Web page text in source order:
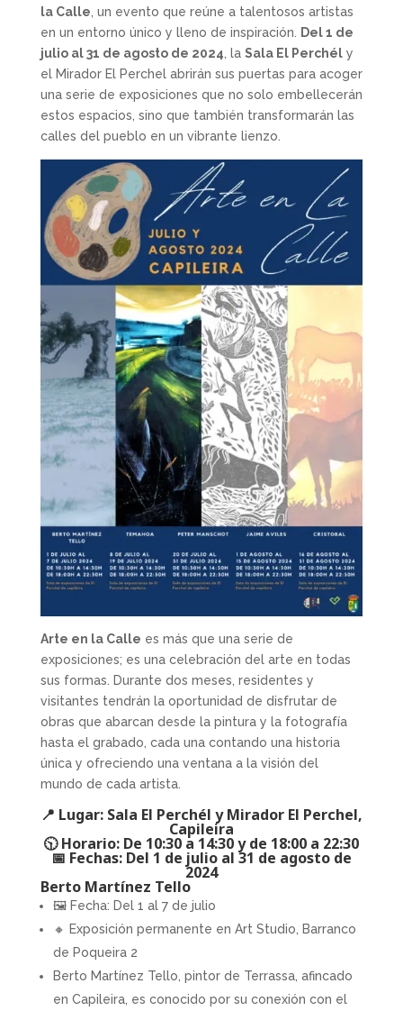
la Calle , un evento que reúne a talentosos artistas
en un entorno único y lleno de inspiración.
Del 1 de
julio al 31 de agosto de 2024 , la Sala El Perchély
el Mirador El Perchel abrirán sus puertas para acoger
una serie de exposiciones que no solo embellecerán
estos espacios, sino que también transformarán las
calles del pueblo en un vibrante lienzo.
Arte en la Calle es más que una serie de
exposiciones; es una celebración del arte en todas
sus formas. Durante dos meses, residentes y
visitantes tendrán la oportunidad de disfrutar de
obras que abarcan desde la pintura y la fotografía
hasta el grabado, cada una contando una historia
única y ofreciendo una ventana a la visión del
mundo de cada artista.
📍 Lugar: Sala El Perchél y Mirador El Perchel,
Capileira
🕥 Horario: De 10:30 a 14:30 y de 18:00 a 22:30
📅 Fechas: Del 1 de julio al 31 de agosto de
2024
Berto Martínez Tello
🖼 Fecha: Del 1 al 7 de julio
🔸 Exposición permanente en Art Studio, Barranco
de Poqueira 2
Berto Martínez Tello, pintor de Terrassa, afincado
en Capileira, es conocido por su conexión con el